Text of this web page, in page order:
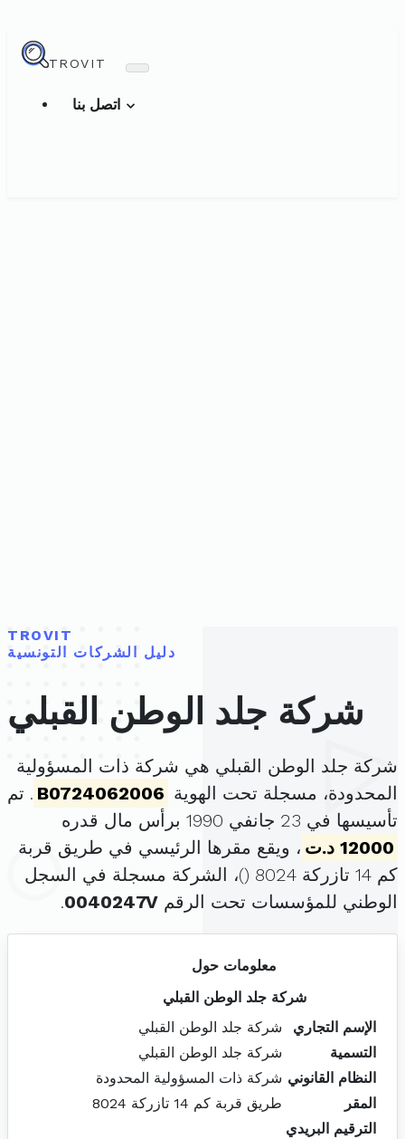
TROVIT
TROVIT
دليل الشركات التونسية
شركة جلد الوطن القبلي
شركة جلد الوطن القبلي هي شركة ذات المسؤولية
المحدودة، مسجلة تحت الهوية B0724062006 . تم
تأسيسها في 23 جانفي 1990 برأس مال قدره
12000 د.ت
، ويقع مقرها الرئيسي في طريق قربة
كم 14 تازركة 8024 (
)، الشركة مسجلة في السجل
الوطني للمؤسسات تحت الرقم 0040247V
.
معلومات حول
شركة جلد الوطن القبلي
الإسم التجاري
شركة جلد الوطن القبلي
التسمية
شركة جلد الوطن القبلي
النظام القانوني شركة ذات المسؤولية المحدودة
المقر
طريق قربة كم 14 تازركة 8024
الترقيم البريدي